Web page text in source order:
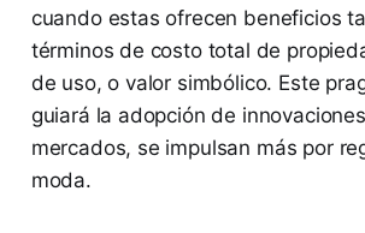
cuando estas ofrecen beneficios
términos de costo total de
de uso, o valor simbólico. Este
guiará la adopción de
mercados, se impulsan más por
moda.